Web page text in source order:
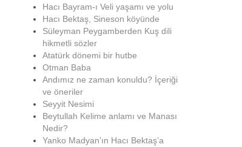
Hacı Bayram-ı Veli yaşamı ve yolu
Hacı Bektaş, Sineson köyünde
Süleyman Peygamberden Kuş dili
hikmetli sözler
Atatürk dönemi bir hutbe
Otman Baba
Andımız ne zaman konuldu? İçeriği
ve öneriler
Seyyit Nesimi
Beytullah Kelime anlamı ve Manası
Nedir?
Yanko Madyan’ın Hacı Bektaş’a